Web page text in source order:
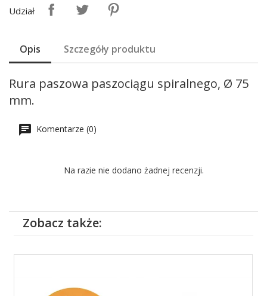
Udział
Opis Szczegóły produktu
Rura paszowa paszociągu spiralnego, Ø 75
mm.
Komentarze (0)
Na razie nie dodano żadnej recenzji.
Zobacz także: